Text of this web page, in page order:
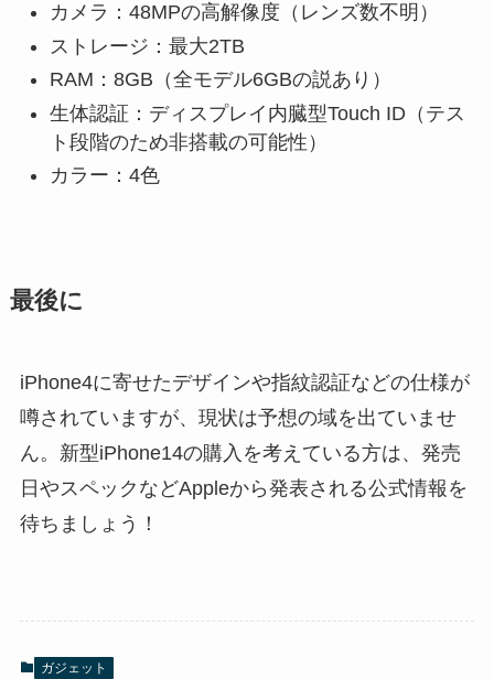
カメラ：48MPの高解像度（レンズ数不明）
ストレージ：最大2TB
RAM：8GB（全モデル6GBの説あり）
生体認証：ディスプレイ内臓型Touch ID（テス
ト段階のため非搭載の可能性）
カラー：4色
最後に
iPhone4に寄せたデザインや指紋認証などの仕様が
噂されていますが、現状は予想の域を出ていませ
ん。新型iPhone14の購入を考えている方は、発売
日やスペックなどAppleから発表される公式情報を
待ちましょう！
ガジェット